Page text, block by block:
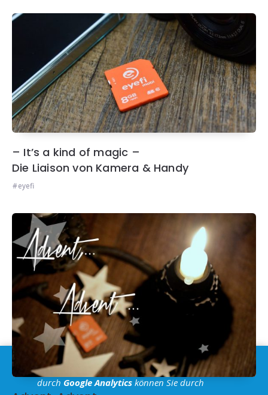
– It’s a kind of magic –
Die Liaison von Kamera & Handy
eyefi
Im Sinne der DSGVO: Die Erfassung Deiner Daten
durch Google Analyticskönnen Sie durch